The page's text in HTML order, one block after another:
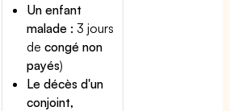
Un enfant
malade : 3 jours
decongé non
payés)
Le décès d'un
conjoint,